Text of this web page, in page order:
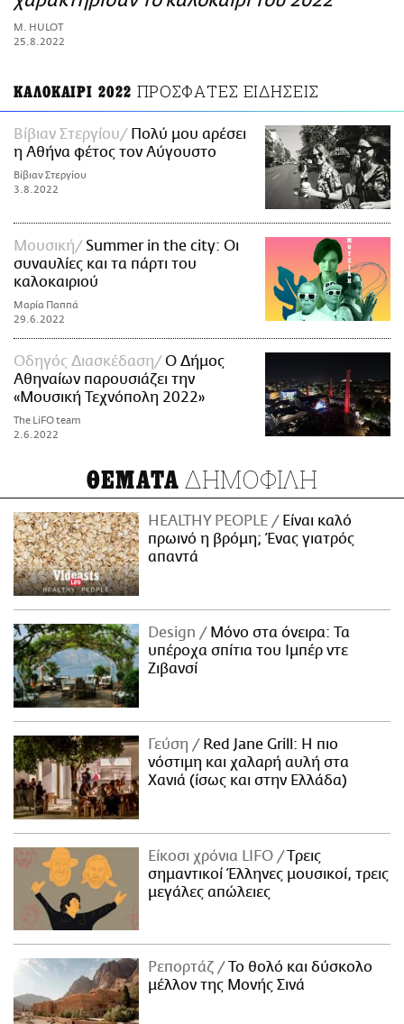
ΑΜΠΑ
PRINT
M. HULOT
25.8.2022
ΚΑΛΟΚΑΙΡΙ 2022 ΠΡΟΣΦΑΤΕΣ ΕΙΔΗΣΕΙΣ
Βίβιαν Στεργίου
Πολύ μου αρέσει
η Αθήνα φέτος τον Αύγουστο
Βίβιαν Στεργίου
3.8.2022
Μουσική
Summer in the city: Οι
συναυλίες και τα πάρτι του
καλοκαιριού
Μαρία Παππά
29.6.2022
Οδηγός Διασκέδαση
Ο Δήμος
Αθηναίων παρουσιάζει την
«Μουσική Τεχνόπολη 2022»
The LiFO team
2.6.2022
ΘΕΜΑΤΑ ΔΗΜΟΦΙΛΗ
HEALTHY PEOPLE
Είναι καλό
πρωινό η βρόμη; Ένας γιατρός
απαντά
Design
Μόνο στα όνειρα: Τα
υπέροχα σπίτια του Ιμπέρ ντε
Ζιβανσί
Γεύση
Red Jane Grill: Η πιο
νόστιμη και χαλαρή αυλή στα
Χανιά (ίσως και στην Ελλάδα)
Είκοσι χρόνια LIFO
Tρεις
σημαντικοί Έλληνες μουσικοί, τρεις
μεγάλες απώλειες
Ρεπορτάζ
Το θολό και δύσκολο
μέλλον της Μονής Σινά